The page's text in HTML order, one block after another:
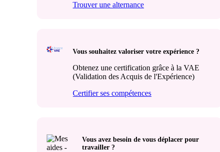
Trouver une alternance
Vous souhaitez valoriser votre expérience ?
Obtenez une certification grâce à la VAE
(Validation des Acquis de l'Expérience)
Certifier ses compétences
Vous avez besoin de vous déplacer pour
travailler ?